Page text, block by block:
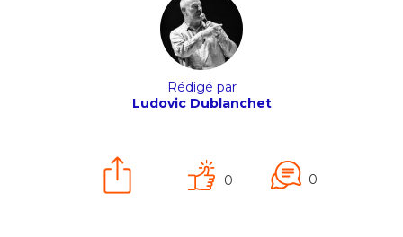
Rédigé par
Ludovic Dublanchet
0 0